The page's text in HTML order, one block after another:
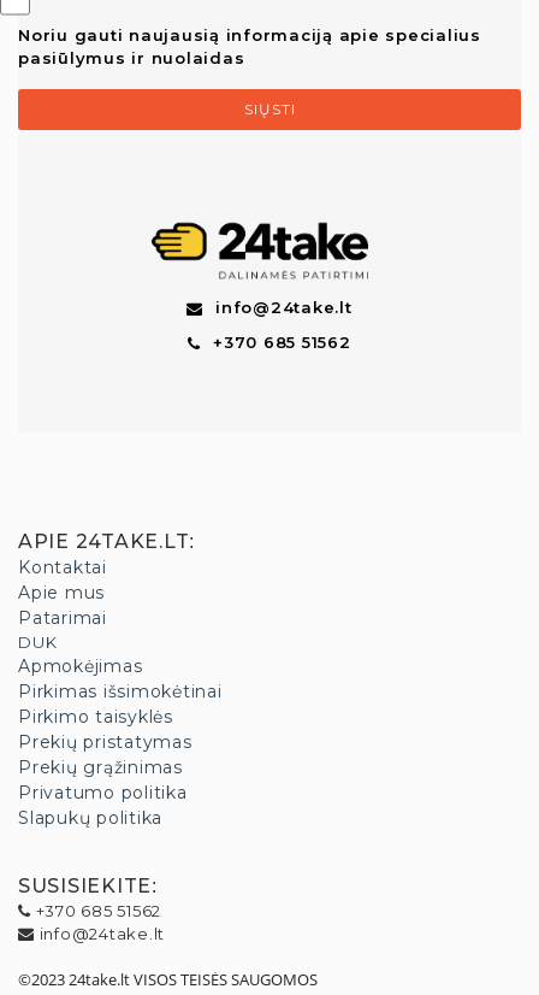
Noriu gauti naujausią informaciją apie specialius
pasiūlymus ir nuolaidas
SIŲSTI
info@24take.lt
+370 685 51562
APIE 24TAKE.LT:
Kontaktai
Apie mus
Patarimai
DUK
Apmokėjimas
Pirkimas išsimokėtinai
Pirkimo taisyklės
Prekių pristatymas
Prekių grąžinimas
Privatumo politika
Slapukų politika
SUSISIEKITE:
+370 685 51562
info@24take.lt
©2023 24take.lt VISOS TEISĖS SAUGOMOS